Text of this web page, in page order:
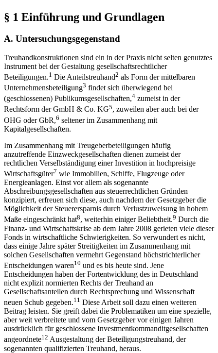
§ 1 Einführung und Grundlagen
A. Untersuchungsgegenstand
Treuhandkonstruktionen sind ein in der Praxis nicht selten genutztes
Instrument bei der Gestaltung gesellschaftsrechtlicher
Beteiligungen.1 Die Anteilstreuhand2 als Form der mittelbaren
Unternehmensbeteiligung3 findet sich überwiegend bei
(geschlossenen) Publikumsgesellschaften,4 zumeist in der
Rechtsform der GmbH & Co. KG5, zuweilen aber auch bei der
OHG oder GbR,6 seltener im Zusammenhang mit
Kapitalgesellschaften.
Im Zusammenhang mit Treugeberbeteiligungen häufig
anzutreffende Einzweckgesellschaften dienen zumeist der
rechtlichen Verselbständigung einer Investition in hochpreisige
Wirtschaftsgüter7 wie Immobilien, Schiffe, Flugzeuge oder
Energieanlagen. Einst vor allem als sogenannte
Abschreibungsgesellschaften aus steuerrechtlichen Gründen
konzipiert, erfreuen sich diese, auch nachdem der Gesetzgeber die
Möglichkeit der Steuerersparnis durch Verlustzuweisung in hohem
Maße eingeschränkt hat8, weiterhin einiger Beliebtheit.9 Durch die
Finanz- und Wirtschaftskrise ab dem Jahre 2008 gerieten viele dieser
Fonds in wirtschaftliche Schwierigkeiten. So verwundert es nicht,
dass einige Jahre später Streitigkeiten im Zusammenhang mit
solchen Gesellschaften vermehrt Gegenstand höchstrichterlicher
Entscheidungen waren10 und es bis heute sind. Jene
Entscheidungen haben der Fortentwicklung des in Deutschland
nicht explizit normierten Rechts der Treuhand an
Gesellschaftsanteilen durch Rechtsprechung und Wissenschaft
neuen Schub gegeben.11 Diese Arbeit soll dazu einen weiteren
Beitrag leisten. Sie greift dabei die Problematiken um eine spezielle,
aber weit verbreitete und vom Gesetzgeber vor einigen Jahren
ausdrücklich für geschlossene Investmentkommanditgesellschaften
angeordnete12 Ausgestaltung der Beteiligungstreuhand, der
sogenannten qualifizierten Treuhand, heraus.